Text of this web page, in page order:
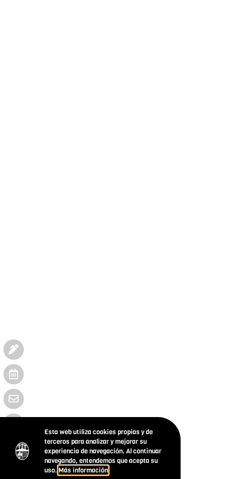
Esta web utiliza cookies propias y de
terceros para analizar y mejorar su
experiencia de navegación. Al continuar
navegando, entendemos que acepta su
uso. Más información